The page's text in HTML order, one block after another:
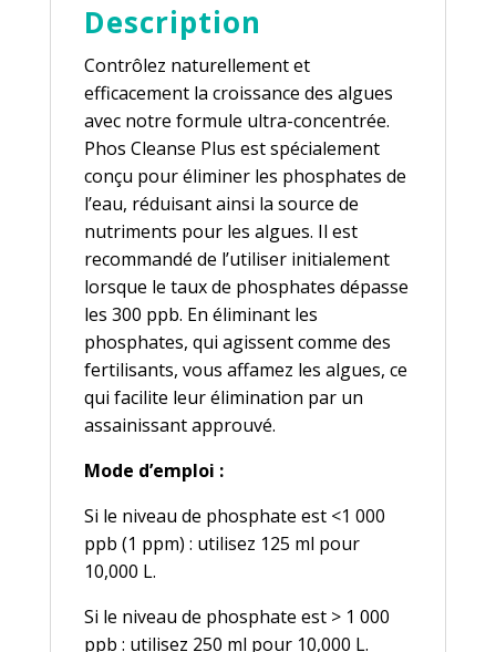
Description
Contrôlez naturellement et
efficacement la croissance des algues
avec notre formule ultra-concentrée.
Phos Cleanse Plus est spécialement
conçu pour éliminer les phosphates de
l’eau, réduisant ainsi la source de
nutriments pour les algues. Il est
recommandé de l’utiliser initialement
lorsque le taux de phosphates dépasse
les 300 ppb. En éliminant les
phosphates, qui agissent comme des
fertilisants, vous affamez les algues, ce
qui facilite leur élimination par un
assainissant approuvé.
Mode d’emploi :
Si le niveau de phosphate est <1 000
ppb (1 ppm) : utilisez 125 ml pour
10,000 L.
Si le niveau de phosphate est > 1 000
ppb : utilisez 250 ml pour 10,000 L.